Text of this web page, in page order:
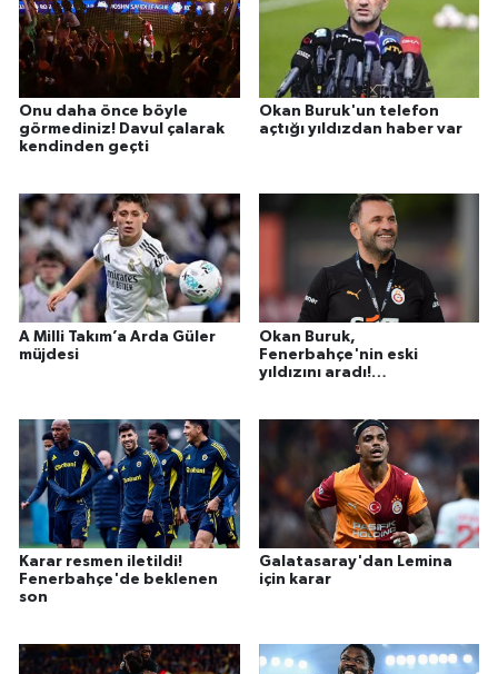
Onu daha önce böyle
görmediniz! Davul çalarak
kendinden geçti
Okan Buruk'un telefon
açtığı yıldızdan haber var
A Milli Takım’a Arda Güler
müjdesi
Okan Buruk,
Fenerbahçe'nin eski
yıldızını aradı!
Karar resmen iletildi!
Fenerbahçe'de beklenen
son
Galatasaray'dan Lemina
için karar